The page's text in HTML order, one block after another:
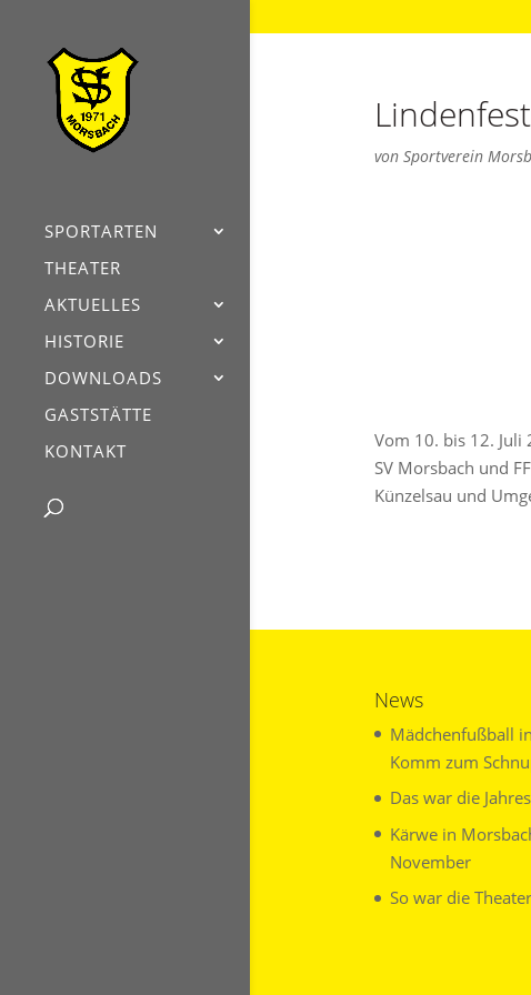
SPORTARTEN
THEATER
AKTUELLES
HISTORIE
DOWNLOADS
GASTSTÄTTE
KONTAKT
von Sportverein
Vom 10. bis 12. Juli
SV Morsbach und
Künzelsau und
News
Mädchenfußball
Komm zum
Das war die
Kärwe in
November
So war die